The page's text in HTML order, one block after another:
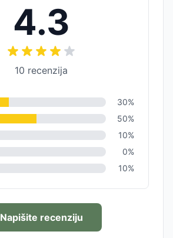
4.3
10 recenzija
30%
50%
10%
0%
10%
Napišite recenziju